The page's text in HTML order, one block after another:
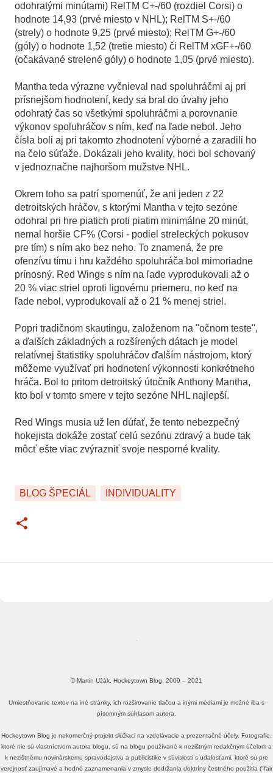
odohratými minútami) RelTM C+-/60 (rozdiel Corsi) o
hodnote 14,93 (prvé miesto v NHL); RelTM S+-/60
(strely) o hodnote 9,25 (prvé miesto); RelTM G+-/60
(góly) o hodnote 1,52 (tretie miesto) či RelTM xGF+-/60
(očakávané strelené góly) o hodnote 1,05 (prvé miesto).
Mantha teda výrazne vyčnieval nad spoluhráčmi aj pri
prísnejšom hodnotení, kedy sa bral do úvahy jeho
odohratý čas so všetkými spoluhráčmi a porovnanie
výkonov spoluhráčov s ním, keď na ľade nebol. Jeho
čísla boli aj pri takomto zhodnotení výborné a zaradili ho
na čelo súťaže. Dokázali jeho kvality, hoci bol schovaný
v jednoznačne najhoršom mužstve NHL.
Okrem toho sa patrí spomenúť, že ani jeden z 22
detroitských hráčov, s ktorými Mantha v tejto sezóne
odohral pri hre piatich proti piatim minimálne 20 minút,
nemal horšie CF% (Corsi - podiel streleckých pokusov
pre tím) s ním ako bez neho. To znamená, že pre
ofenzívu tímu i hru každého spoluhráča bol mimoriadne
prínosný. Red Wings s ním na ľade vyprodukovali až o
20 % viac striel oproti ligovému priemeru, no keď na
ľade nebol, vyprodukovali až o 21 % menej striel.
Popri tradičnom skautingu, založenom na "očnom teste",
a ďalších základných a rozšírených dátach je model
relatívnej štatistiky spoluhráčov ďalším nástrojom, ktorý
môžeme využívať pri hodnotení výkonnosti konkrétneho
hráča. Bol to pritom detroitský útočník Anthony Mantha,
kto bol v tomto smere v tejto sezóne NHL najlepší.
Red Wings musia už len dúfať, že tento nebezpečný
hokejista dokáže zostať celú sezónu zdravý a bude tak
môcť ešte viac zvýrazniť svoje nesporné kvality.
BLOG ŠPECIÁL INDIVIDUALITY
© Martin Užák, Hockeytown Blog, 2009 – 2021
Umiestňovanie textov na iné stránky, ich rozširovanie tlačou a inými médiami je možné iba s
písomným súhlasom autora.
Hockeytown Blog je nekomerčný projekt slúžiaci na vzdelávacie a prezentačné účely. Fotografie,
ktoré nie sú vlastníctvom autora blogu, sú na blogu používané k nezištným redakčným účelom a
k nezištnému novinárskemu spravodajstvu a publicistike v súvislosti s udalosťami, ktoré sú pre
verejnosť zaujímavé a hodné zaznamenania v zmysle dodržania doktríny čestného použitia ("fair